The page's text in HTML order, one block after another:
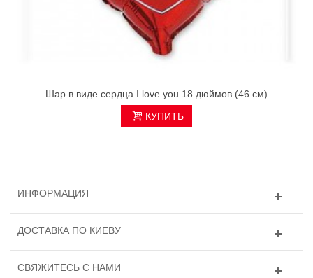
Шар в виде сердца I love you 18 дюймов (46 см)
КУПИТЬ
ИНФОРМАЦИЯ
ДОСТАВКА ПО КИЕВУ
СВЯЖИТЕСЬ С НАМИ